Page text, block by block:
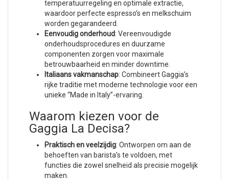
temperatuurregeling en optimale extractie,
waardoor perfecte espresso’s en melkschuim
worden gegarandeerd.
Eenvoudig onderhoud: Vereenvoudigde
onderhoudsprocedures en duurzame
componenten zorgen voor maximale
betrouwbaarheid en minder downtime.
Italiaans vakmanschap: Combineert Gaggia’s
rijke traditie met moderne technologie voor een
unieke “Made in Italy”-ervaring.
Waarom kiezen voor de
Gaggia La Decisa?
Praktisch en veelzijdig: Ontworpen om aan de
behoeften van barista’s te voldoen, met
functies die zowel snelheid als precisie mogelijk
maken.